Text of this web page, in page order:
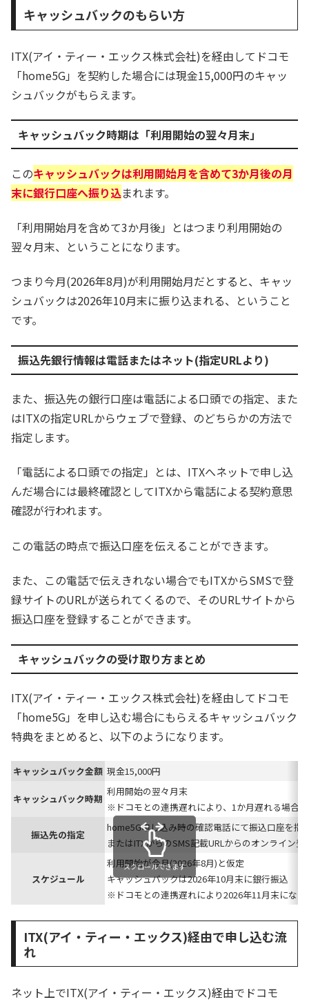
キャッシュバックのもらい方
ITX(アイ・ティー・エックス株式会社)を経由してドコモ
「home5G」を契約した場合には現金15,000円のキャッ
シュバックがもらえます。
キャッシュバック時期は「利用開始の翌々月末」
このキャッシュバックは利用開始月を含めて3か月後の月
末に銀行口座へ振り込まれます。
「利用開始月を含めて3か月後」とはつまり利用開始の
翌々月末、ということになります。
つまり今月(2026年8月)が利用開始月だとすると、キャッ
シュバックは2026年10月末に振り込まれる、ということ
です。
振込先銀行情報は電話またはネット(指定URLより)
また、振込先の銀行口座は電話による口頭での指定、また
はITXの指定URLからウェブで登録、のどちらかの方法で
指定します。
「電話による口頭での指定」とは、ITXへネットで申し込
んだ場合には最終確認としてITXから電話による契約意思
確認が行われます。
この電話の時点で振込口座を伝えることができます。
また、この電話で伝えきれない場合でもITXからSMSで登
録サイトのURLが送られてくるので、そのURLサイトから
振込口座を登録することができます。
キャッシュバックの受け取り方まとめ
ITX(アイ・ティー・エックス株式会社)を経由してドコモ
「home5G」を申し込む場合にもらえるキャッシュバック
特典をまとめると、以下のようになります。
キャッシュバック金額 現金15,000円
キャッシュバック時期
利用開始の翌々月末
※ドコモとの連携遅れにより、1か月遅れる場合
振込先の指定
home5G申し込み時の確認電話にて振込口座を指
またはITXからのSMS記載URLからのオンライン登
スケジュール
利用開始が今月(2026年8月)と仮定
キャッシュバックは2026年10月末に銀行振込
※ドコモとの連携遅れにより2026年11月末になる
スクロールできます
ITX(アイ・ティー・エックス)経由で申し込む流
れ
ネット上でITX(アイ・ティー・エックス)経由でドコモ